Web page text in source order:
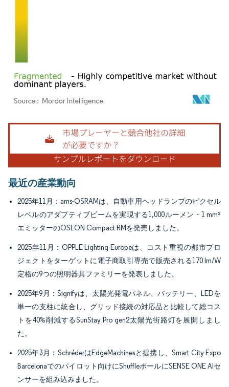
画像 © Mordor Intelligence。再利用にはCC BY 4.0の表示が必要です。
最近の産業動向
2025年11月：ams-OSRAMは、自動車用ヘッドランプのピクセル
レベルのアダプティブビームを実現する1,000ルーメン・1 mm²
エミッターのOSLON Compact RMを発売しました。
2025年11月：OPPLE Lighting Europeは、コスト重視の都市プロ
ジェクトをターゲットに電子商取引専売で販売される170 lm/W
定格の9つの照明器具ファミリーを発表しました。
2025年9月：Signifyは、太陽光発電パネル、バッテリー、LEDを
単一の支柱に統合し、グリッド接続の対応品と比較して総コス
トを40%削減するSunStay Pro gen2太陽光街路灯を展開しまし
た。
2025年3月：SchréderはEdgeMachinesと提携し、Smart City Expo
Barcelonaでのパイロット向けにShuffleポールにSENSE ONE AIセ
ンサーを組み込みました。